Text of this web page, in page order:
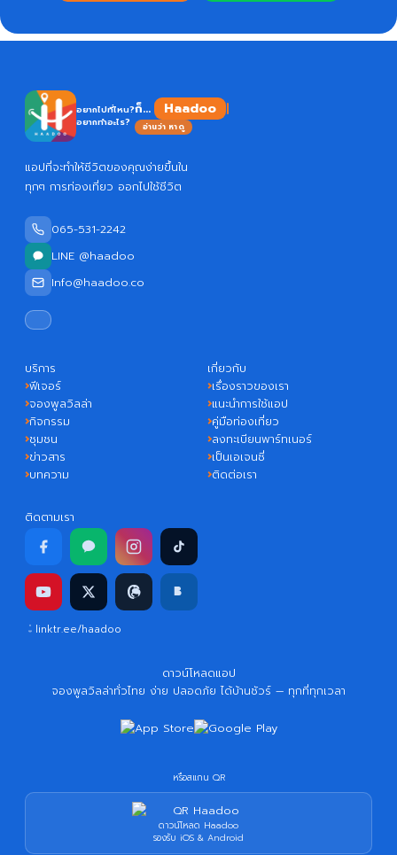
อยากไปที่ไหน?
อยากทำอะไร?
ก็... Haadoo
อ่านว่า หาดู
แอปที่จะทำให้ชีวิตของคุณง่ายขึ้นใน
ทุกๆ การท่องเที่ยว ออกไปใช้ชีวิต
065-531-2242
LINE @haadoo
Info@haadoo.co
บริการ
ฟีเจอร์
จองพูลวิลล่า
กิจกรรม
ชุมชน
ข่าวสาร
บทความ
เกี่ยวกับ
เรื่องราวของเรา
แนะนำการใช้แอป
คู่มือท่องเที่ยว
ลงทะเบียนพาร์ทเนอร์
เป็นเอเจนซี่
ติดต่อเรา
ติดตามเรา
linktr.ee/haadoo
ดาวน์โหลดแอป
จองพูลวิลล่าทั่วไทย ง่าย ปลอดภัย ได้บ้านชัวร์ — ทุกที่ทุกเวลา
หรือสแกน QR
ดาวน์โหลด Haadoo
รองรับ iOS & Android